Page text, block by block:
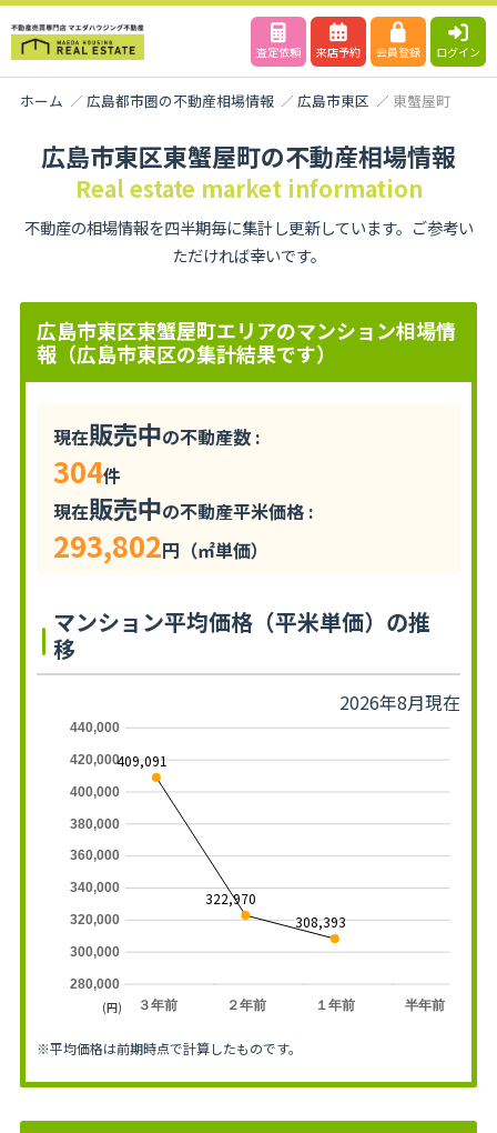
査定依頼 来店予約 会員登録 ログイン
ホーム 広島都市圏の不動産相場情報 広島市東区 東蟹屋町
広島市東区東蟹屋町の不動産相場情報
Real estate market information
不動産の相場情報を四半期毎に集計し更新しています。ご参考い
ただければ幸いです。
広島市東区東蟹屋町エリアのマンション相場情
報（広島市東区の集計結果です）
現在販売中の不動産数 :
304件
現在販売中の不動産平米価格 :
293,802円（㎡単価）
マンション平均価格（平米単価）の推
移
2026年8月現在
３年前 ２年前 １年前 半年前
280,000
300,000
320,000
340,000
360,000
380,000
400,000
420,000
440,000
409,091
322,970
308,393
(円)
※平均価格は前期時点で計算したものです。